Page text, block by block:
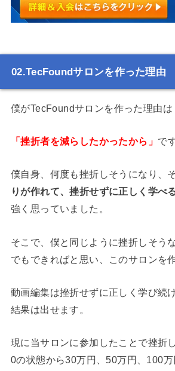
TecFoundサロンを作った理由
僕がTecFoundサロンを作った理由は
「挫折者を減らしたかったから」 で
僕自身、何度も挫折しそうになり、
りが作れて、挫折せずに正しく学べ
強く思っていました。
そこで、僕と同じように挫折しそう
でもできればと思い、このサロンを
動画編集は挫折せずに正しく学び続
結果は出せます。
現に当サロンに参加したことで挫折
0の状態から30万円、50万円、100万